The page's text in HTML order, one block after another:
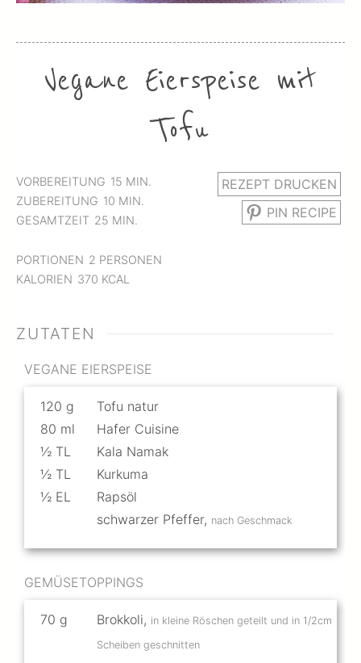
Vegane Eierspeise mit
Tofu
VORBEREITUNG 15MINUTEN
MIN.
ZUBEREITUNG 10MINUTEN
MIN.
GESAMTZEIT 25MINUTEN
MIN.
PORTIONEN 2 PERSONEN
KALORIEN 370 KCAL
REZEPT DRUCKEN
PIN RECIPE
ZUTATEN
VEGANE EIERSPEISE
120 g
Tofu natur
80 ml
Hafer Cuisine
½ TL
Kala Namak
½ TL
Kurkuma
½ EL
Rapsöl
schwarzer Pfeffer, nach Geschmack
GEMÜSETOPPINGS
70 g Brokkoli, in kleine Röschen geteilt und in 1/2cm
Scheiben geschnitten